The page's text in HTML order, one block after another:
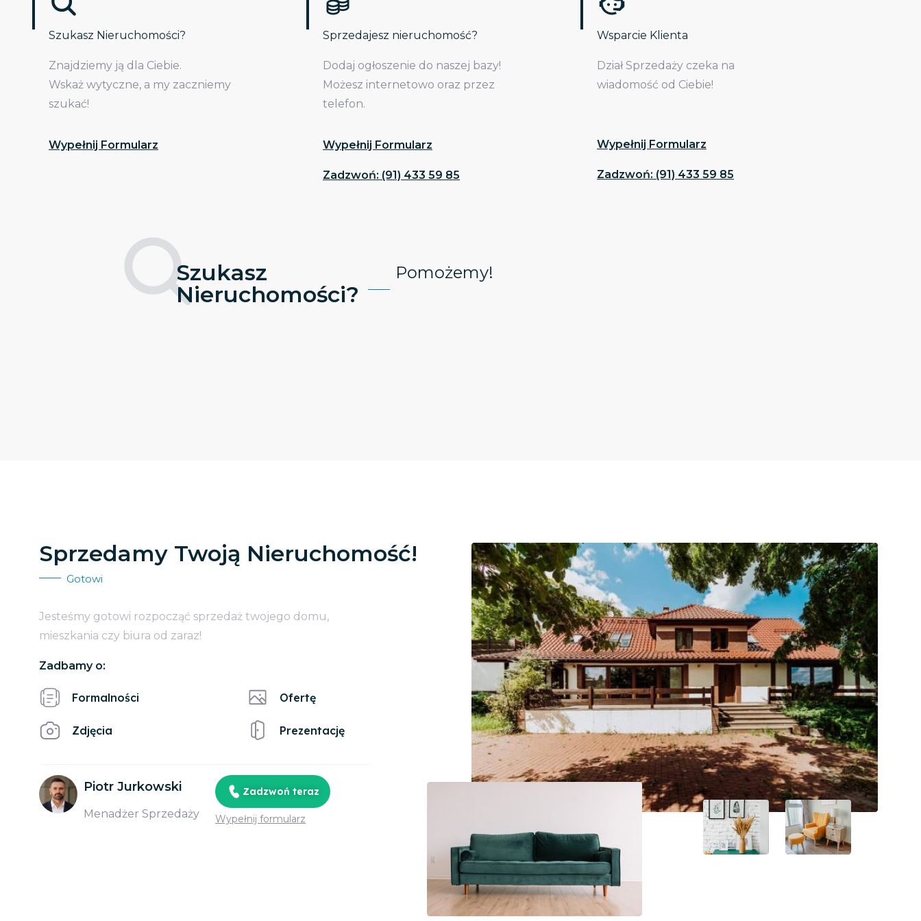
Szukasz Nieruchomości?
Znajdziemy ją dla Ciebie.
Wskaż wytyczne, a my zaczniemy
szukać!
Wypełnij Formularz
Sprzedajesz nieruchomość?
Dodaj ogłoszenie do naszej bazy!
Możesz internetowo oraz przez
telefon.
Wypełnij Formularz
Zadzwoń: (91) 433 59 85
Wsparcie Klienta
Dział Sprzedaży czeka na
wiadomość od Ciebie!
Wypełnij Formularz
Zadzwoń: (91) 433 59 85
Szukasz
Nieruchomości?
Pomożemy!
Sprzedamy Twoją Nieruchomość!
Gotowi
Jesteśmy gotowi rozpocząć sprzedaż twojego domu,
mieszkania czy biura od zaraz!
Zadbamy o:
Formalności
Zdjęcia
Ofertę
Prezentację
Piotr Jurkowski
Menadżer Sprzedaży
Zadzwoń teraz
Wypełnij formularz